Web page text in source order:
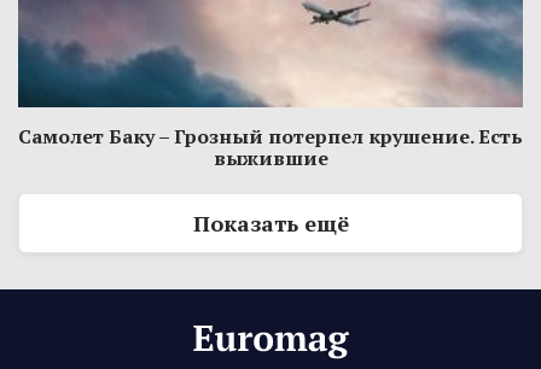
Самолет Баку – Грозный потерпел крушение. Есть
выжившие
Показать ещё